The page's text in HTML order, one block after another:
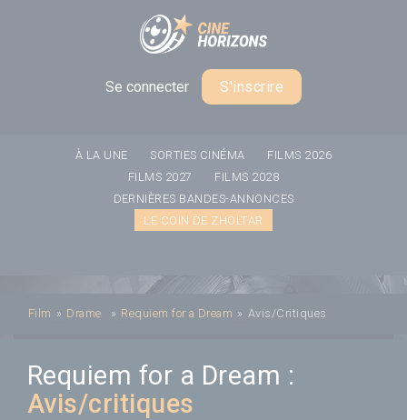
Se connecter S'inscrire
À LA UNE SORTIES CINÉMA
FILMS 2026
FILMS 2027
FILMS 2028
DERNIÈRES BANDES-ANNONCES
LE COIN DE ZHOLTAR
Film » Drame » Requiem for a Dream » Avis/Critiques
Requiem for a Dream :
Avis/critiques
Panneau de gestion des cookies